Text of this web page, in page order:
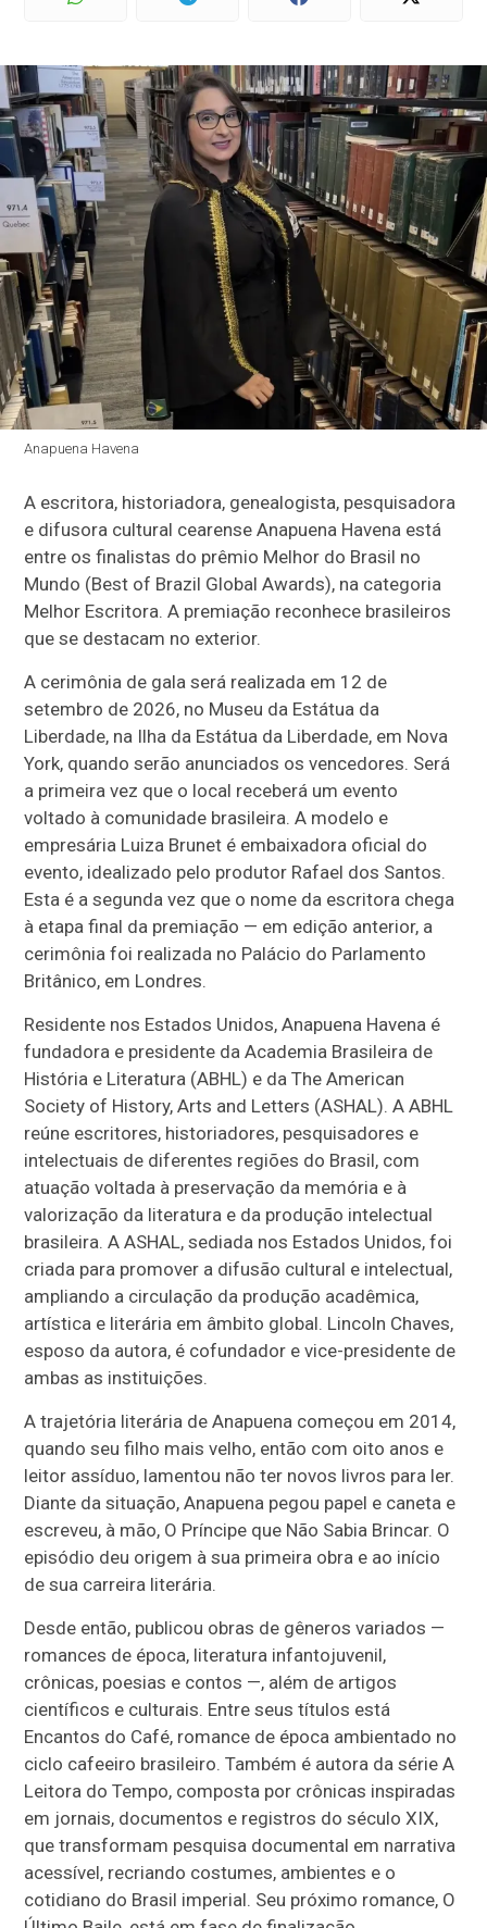
Anapuena Havena
A escritora, historiadora, genealogista, pesquisadora
e difusora cultural cearense Anapuena Havena está
entre os finalistas do prêmio Melhor do Brasil no
Mundo (Best of Brazil Global Awards), na categoria
Melhor Escritora. A premiação reconhece brasileiros
que se destacam no exterior.
A cerimônia de gala será realizada em 12 de
setembro de 2026, no Museu da Estátua da
Liberdade, na Ilha da Estátua da Liberdade, em Nova
York, quando serão anunciados os vencedores. Será
a primeira vez que o local receberá um evento
voltado à comunidade brasileira. A modelo e
empresária Luiza Brunet é embaixadora oficial do
evento, idealizado pelo produtor Rafael dos Santos.
Esta é a segunda vez que o nome da escritora chega
à etapa final da premiação — em edição anterior, a
cerimônia foi realizada no Palácio do Parlamento
Britânico, em Londres.
Residente nos Estados Unidos, Anapuena Havena é
fundadora e presidente da Academia Brasileira de
História e Literatura (ABHL) e da The American
Society of History, Arts and Letters (ASHAL). A ABHL
reúne escritores, historiadores, pesquisadores e
intelectuais de diferentes regiões do Brasil, com
atuação voltada à preservação da memória e à
valorização da literatura e da produção intelectual
brasileira. A ASHAL, sediada nos Estados Unidos, foi
criada para promover a difusão cultural e intelectual,
ampliando a circulação da produção acadêmica,
artística e literária em âmbito global. Lincoln Chaves,
esposo da autora, é cofundador e vice-presidente de
ambas as instituições.
A trajetória literária de Anapuena começou em 2014,
quando seu filho mais velho, então com oito anos e
leitor assíduo, lamentou não ter novos livros para ler.
Diante da situação, Anapuena pegou papel e caneta e
escreveu, à mão, O Príncipe que Não Sabia Brincar. O
episódio deu origem à sua primeira obra e ao início
de sua carreira literária.
Desde então, publicou obras de gêneros variados —
romances de época, literatura infantojuvenil,
crônicas, poesias e contos —, além de artigos
científicos e culturais. Entre seus títulos está
Encantos do Café, romance de época ambientado no
ciclo cafeeiro brasileiro. Também é autora da série A
Leitora do Tempo, composta por crônicas inspiradas
em jornais, documentos e registros do século XIX,
que transformam pesquisa documental em narrativa
acessível, recriando costumes, ambientes e o
cotidiano do Brasil imperial. Seu próximo romance, O